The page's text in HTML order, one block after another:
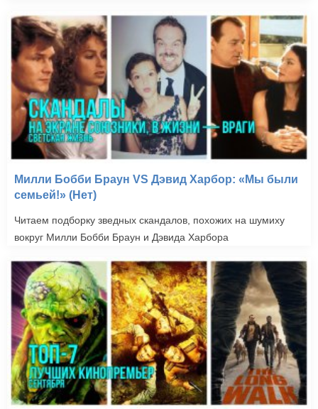
Милли Бобби Браун VS Дэвид Харбор: «Мы были
семьей!» (Нет)
Читаем подборку зведных скандалов, похожих на шумиху
вокруг Милли Бобби Браун и Дэвида Харбора